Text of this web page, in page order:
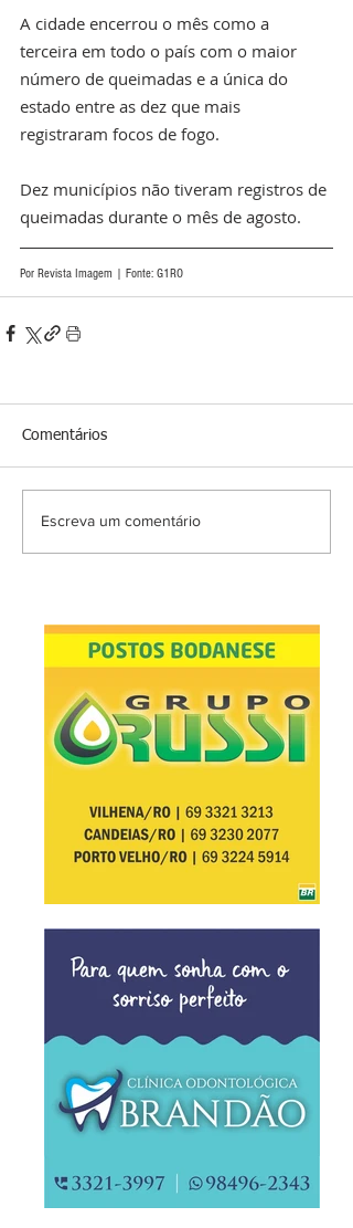
A cidade encerrou o mês como a
terceira em todo o país com o maior
número de queimadas e a única do
estado entre as dez que mais
registraram focos de fogo.
Dez municípios não tiveram registros de
queimadas durante o mês de agosto.
Por Revista Imagem | Fonte: G1RO
Comentários
Escreva um comentário